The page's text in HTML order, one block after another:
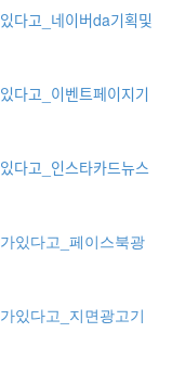
있다고_페이스북광
있다고_지면광고기